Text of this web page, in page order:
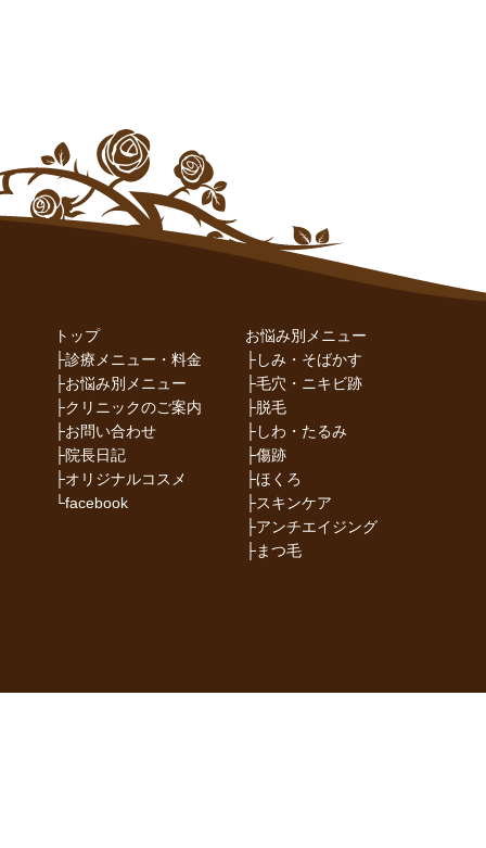
トップ
├診療メニュー・料金
├お悩み別メニュー
├クリニックのご案内
├お問い合わせ
├院長日記
├オリジナルコスメ
└facebook
お悩み別メニュー
├しみ・そばかす
├毛穴・ニキビ跡
├脱毛
├しわ・たるみ
├傷跡
├ほくろ
├スキンケア
├アンチエイジング
├まつ毛